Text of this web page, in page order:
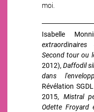
moi.
Isabelle
extraordinaires
Second tour ou
2012),Daffodil
dans
Révélation
2015, Mistral
Odette